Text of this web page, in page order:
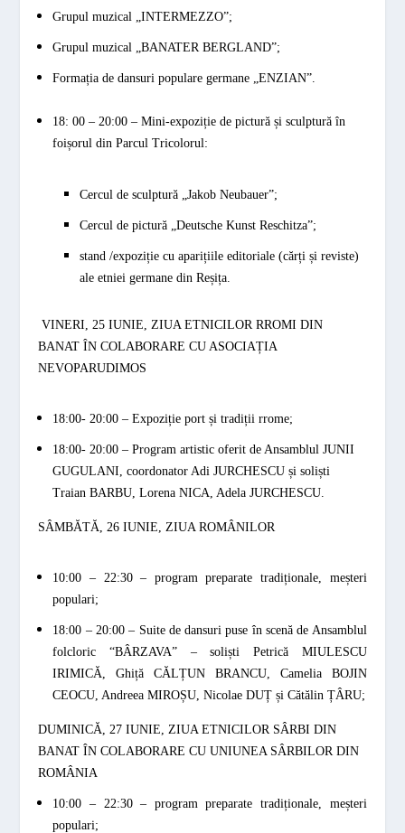
Grupul muzical „INTERMEZZO”;
Grupul muzical „BANATER BERGLAND”;
Formația de dansuri populare germane „ENZIAN”.
18: 00 – 20:00 – Mini-expoziție de pictură și sculptură în
foișorul din Parcul Tricolorul:
Cercul de sculptură „Jakob Neubauer”;
Cercul de pictură „Deutsche Kunst Reschitza”;
stand /expoziție cu aparițiile editoriale (cărți și reviste)
ale etniei germane din Reșița.
VINERI, 25 IUNIE, ZIUA ETNICILOR RROMI DIN
BANAT ÎN COLABORARE CU ASOCIAȚIA
NEVOPARUDIMOS
18:00- 20:00 – Expoziție port și tradiții rrome;
18:00- 20:00 – Program artistic oferit de AnsamblulJUNII
GUGULANI , coordonator AdiJURCHESCU și soliști
TraianBARBU , LorenaNICA , AdelaJURCHESCU.
SÂMBĂTĂ, 26 IUNIE, ZIUA ROMÂNILOR
10:00 – 22:30 – program preparate tradiționale, meșteri
populari;
18:00 – 20:00 – Suite de dansuri puse în scenă de Ansamblul
folcloric “BÂRZAVA” – soliști Petrică MIULESCU
IRIMICĂ , GhițăCĂLȚUN BRANCU, Camelia BOJIN
CEOCU , AndreeaMIROȘU , NicolaeDUȚ și CătălinȚÂRU;
DUMINICĂ, 27 IUNIE, ZIUA ETNICILOR SÂRBI DIN
BANAT ÎN COLABORARE CU UNIUNEA SÂRBILOR DIN
ROMÂNIA
10:00 – 22:30 – program preparate tradiționale, meșteri
populari;